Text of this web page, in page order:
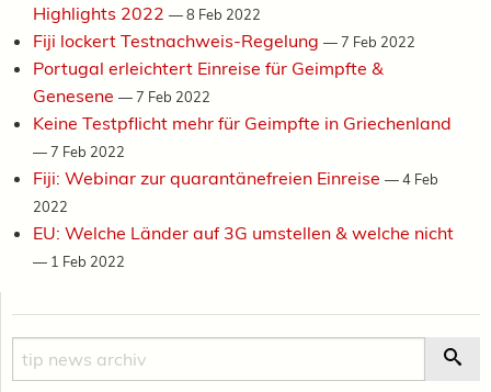
Highlights 2022 —8 Feb 2022
Fiji lockert Testnachweis-Regelung —7 Feb 2022
Portugal erleichtert Einreise für Geimpfte &
Genesene —7 Feb 2022
Keine Testpflicht mehr für Geimpfte in Griechenland
—7 Feb 2022
Fiji: Webinar zur quarantänefreien Einreise —4 Feb
2022
EU: Welche Länder auf 3G umstellen & welche nicht
— 1 Feb 2022
Suche